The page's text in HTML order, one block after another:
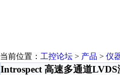
当前位置： 工控论坛 > 产品 > 仪
Introspect 高速多通道